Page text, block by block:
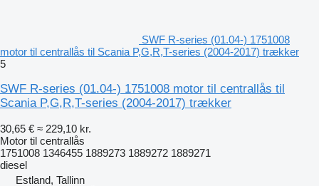
SWF R-series (01.04-) 1751008
motor til centrallås til Scania P,G,R,T-series (2004-2017) trækker
5
SWF R-series (01.04-) 1751008 motor til centrallås til
Scania P,G,R,T-series (2004-2017) trækker
30,65 € ≈ 229,10 kr.
Motor til centrallås
1751008 1346455 1889273 1889272 1889271
diesel
Estland, Tallinn